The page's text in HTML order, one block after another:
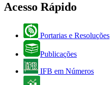
Acesso Rápido
Portarias e Resoluções
Publicações
IFB em Números